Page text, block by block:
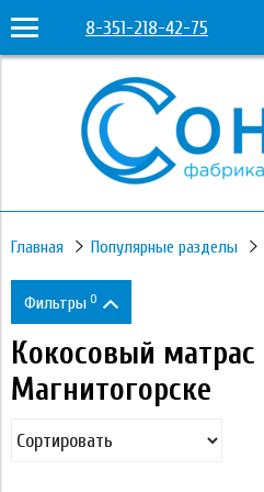
8-351-218-42-75
Главная Популярные разделы
Фильтры 0
Цена
Кокосовый матрас
Магнитогорске